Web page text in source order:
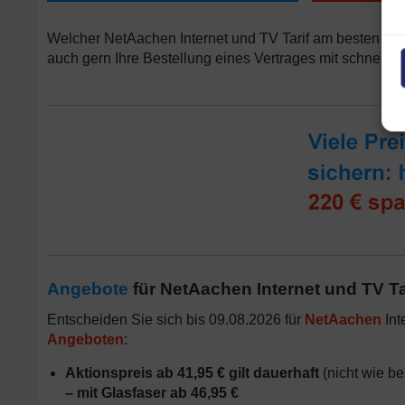
Welcher NetAachen Internet und TV Tarif am besten
auch gern Ihre Bestellung eines Vertrages mit
Angebote für NetAachen Internet und TV
Entscheiden Sie sich bis 09.08.2026 für NetAachen
Angeboten:
Aktionspreis ab 41,95 € gilt dauerhaft (nicht wie
– mit Glasfaser ab 46,95 €